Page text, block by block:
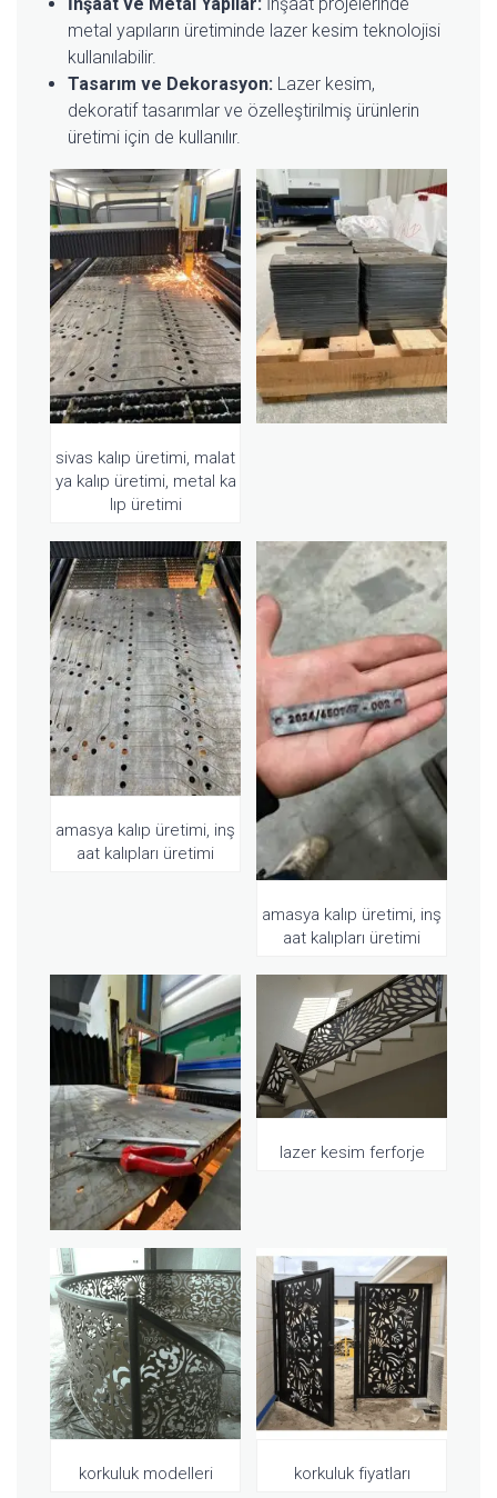
metal yapıların üretiminde lazer kesim teknolojisi
kullanılabilir.
Tasarım ve Dekorasyon: Lazer kesim,
dekoratif tasarımlar ve özelleştirilmiş ürünlerin
üretimi için de kullanılır.
sivas kalıp üretimi, malat
ya kalıp üretimi, metal ka
lıp üretimi
amasya kalıp üretimi, inş
aat kalıpları üretimi
amasya kalıp üretimi, inş
aat kalıpları üretimi
lazer kesim ferforje
korkuluk modelleri korkuluk fiyatları